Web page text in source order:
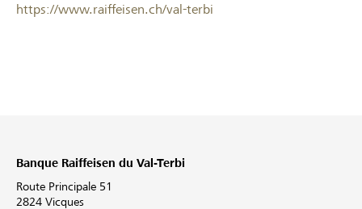
https://www.raiffeisen.ch/val-terbi
Banque Raiffeisen du Val-Terbi
Route Principale 51
2824 Vicques